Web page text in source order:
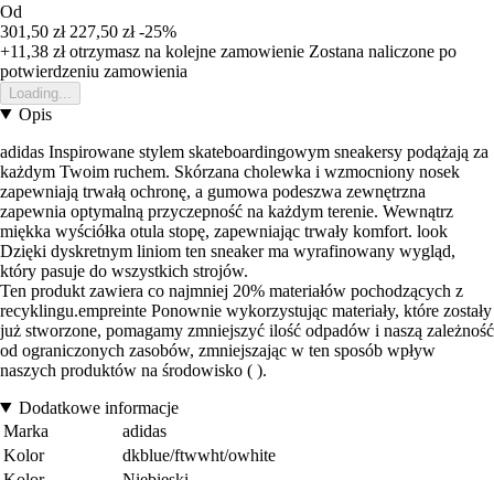
Od
301,50 zł 227,50 zł -25%
+11,38 złotrzymasz na kolejne zamowienie Zostana naliczone po
potwierdzeniu zamowienia
Loading...
Opis
adidas Inspirowane stylem skateboardingowym sneakersy podążają za
każdym Twoim ruchem. Skórzana cholewka i wzmocniony nosek
zapewniają trwałą ochronę, a gumowa podeszwa zewnętrzna
zapewnia optymalną przyczepność na każdym terenie. Wewnątrz
miękka wyściółka otula stopę, zapewniając trwały komfort. look
Dzięki dyskretnym liniom ten sneaker ma wyrafinowany wygląd,
który pasuje do wszystkich strojów.
Ten produkt zawiera co najmniej 20% materiałów pochodzących z
recyklingu.empreinte Ponownie wykorzystując materiały, które zostały
już stworzone, pomagamy zmniejszyć ilość odpadów i naszą zależność
od ograniczonych zasobów, zmniejszając w ten sposób wpływ
naszych produktów na środowisko ( ).
Dodatkowe informacje
Marka
adidas
Kolor
dkblue/ftwwht/owhite